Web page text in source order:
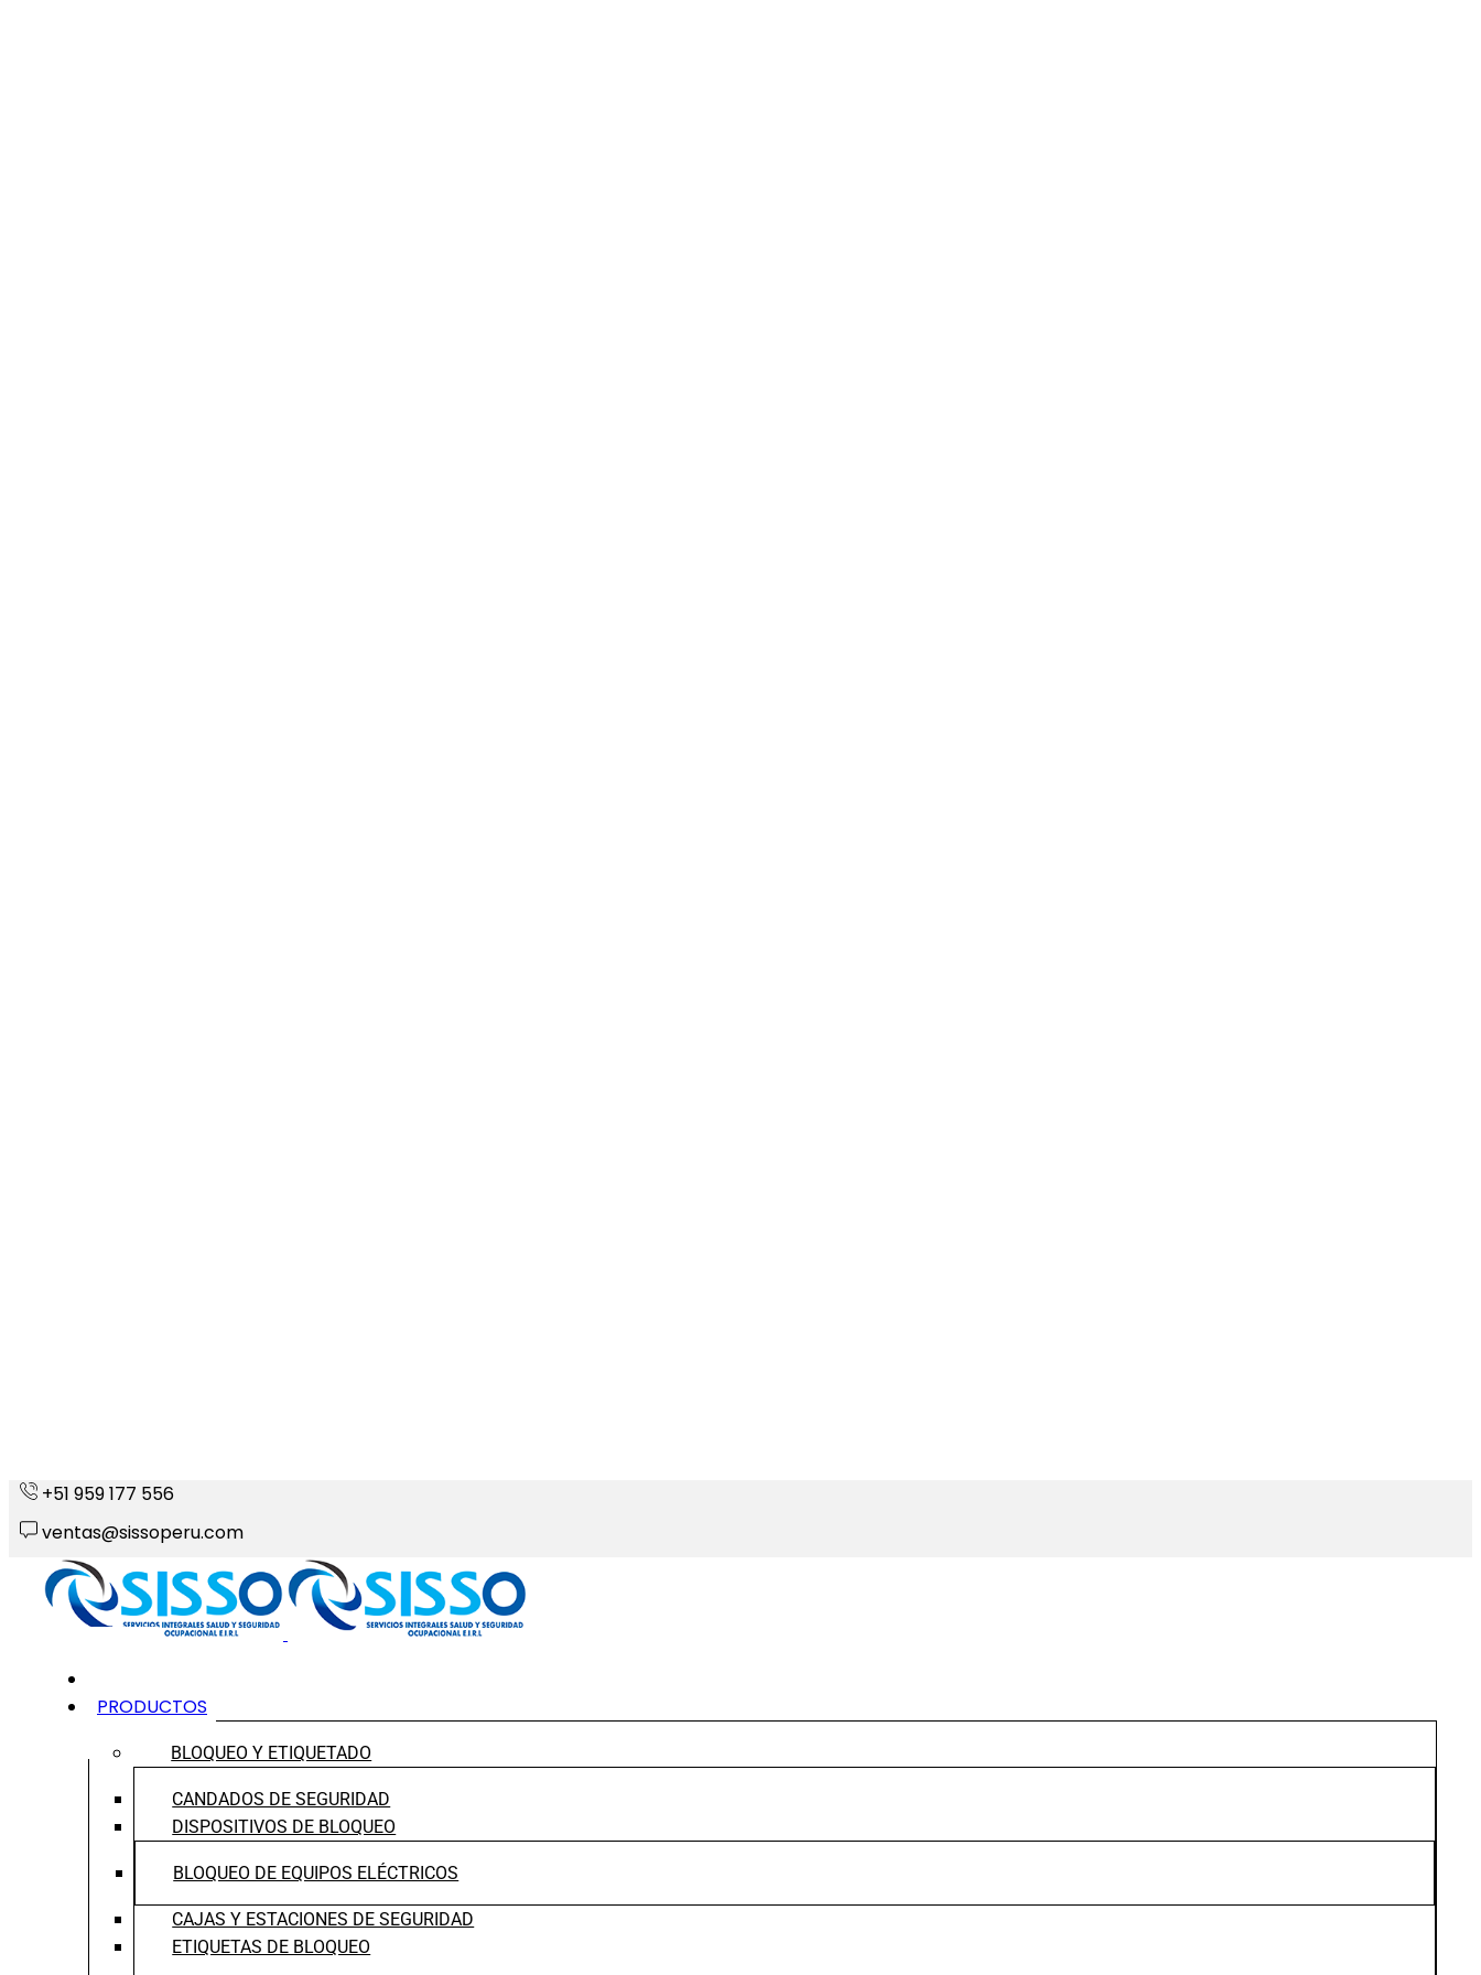
+51 959 177 556
ventas@sissoperu.com
PRODUCTOS
BLOQUEO Y ETIQUETADO
CANDADOS DE SEGURIDAD
DISPOSITIVOS DE BLOQUEO
BLOQUEO DE EQUIPOS ELÉCTRICOS
CAJAS Y ESTACIONES DE SEGURIDAD
ETIQUETAS DE BLOQUEO